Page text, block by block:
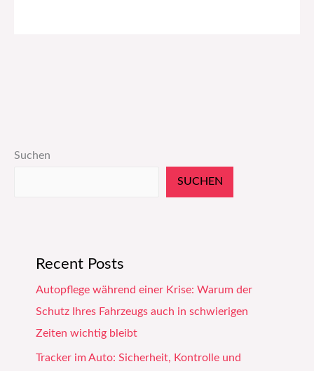
Suchen
SUCHEN
Recent Posts
Autopflege während einer Krise: Warum der
Schutz Ihres Fahrzeugs auch in schwierigen
Zeiten wichtig bleibt
Tracker im Auto: Sicherheit, Kontrolle und